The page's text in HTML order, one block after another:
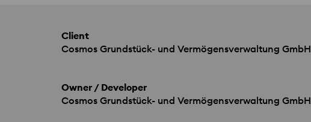
Client
Cosmos Grundstück- und Vermögensverwaltung GmbH
Owner / Developer
Cosmos Grundstück- und Vermögensverwaltung GmbH